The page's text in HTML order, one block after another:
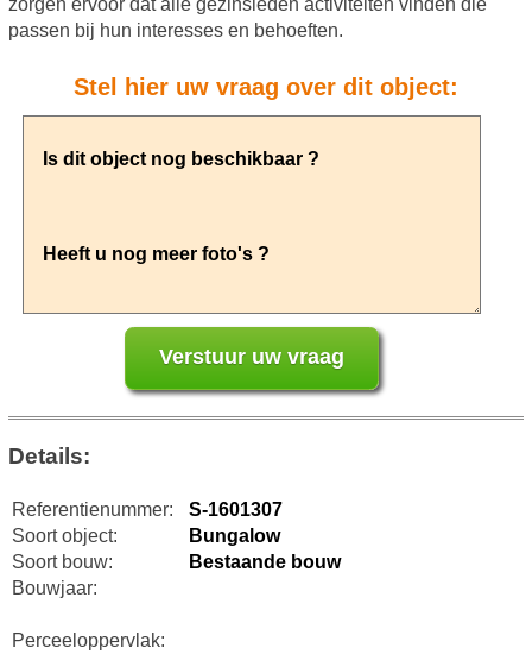
passen bij hun interesses en behoeften.
Stel hier uw vraag over dit object:
Details:
Referentienummer:
S-1601307
Soort object:
Bungalow
Soort bouw:
Bestaande bouw
Bouwjaar:
Perceeloppervlak: